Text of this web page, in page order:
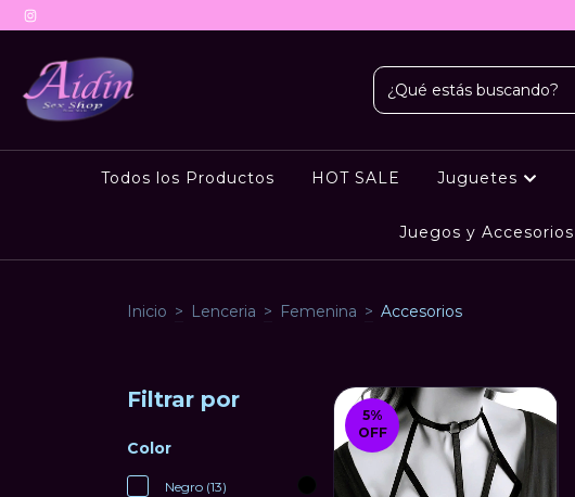
Todos los Productos HOT SALE Juguetes
Juegos y Accesorios
Inicio > Lenceria > Femenina > Accesorios
Filtrar por
Color
Negro (13)
5%
OFF